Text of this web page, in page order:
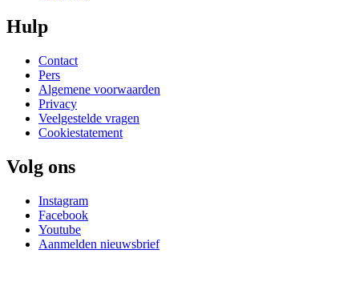
Hulp
Contact
Pers
Algemene voorwaarden
Privacy
Veelgestelde vragen
Cookiestatement
Volg ons
Instagram
Facebook
Youtube
Aanmelden nieuwsbrief